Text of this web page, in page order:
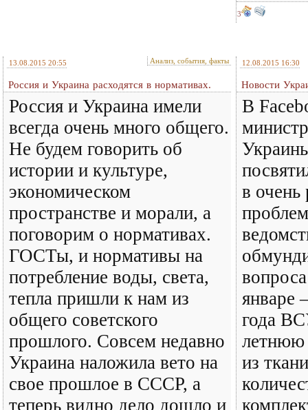
3
13.08.2015 20:55 Анализ, события, факты
Россия и Украина расходятся в нормативах.
Россия и Украина имели
всегда очень много общего.
Не будем говорить об
истории и культуре,
экономическом
пространстве и морали, а
поговорим о нормативах.
ГОСТы, и нормативы на
потребление воды, света,
тепла пришли к нам из
общего советского
прошлого. Совсем недавно
Украина наложила вето на
свое прошлое в СССР, а
теперь видно дело дошло и
12.08.2015 16:30
Новости
В
в
январе
года
летнюю
из